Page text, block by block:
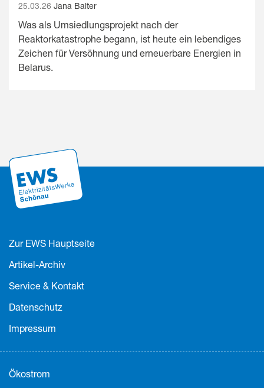
25.03.26 Jana Balter
Was als Umsiedlungsprojekt nach der
Reaktorkatastrophe begann, ist heute ein lebendiges
Zeichen für Versöhnung und erneuerbare Energien in
Belarus.
Zur EWS Hauptseite
Artikel-Archiv
Service & Kontakt
Datenschutz
Impressum
Ökostrom